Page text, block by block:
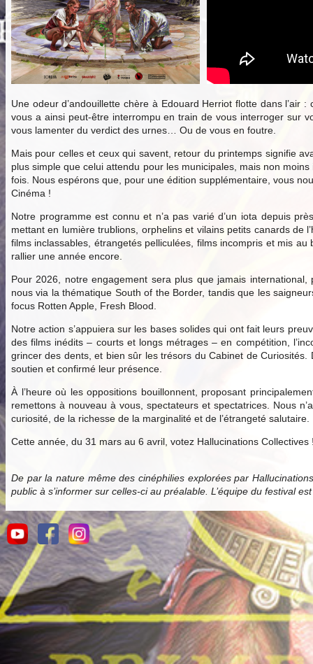
Une odeur d’andouillette chère à Edouard Herriot flotte dans
vous a ainsi peut-être interrompu en train de vous interroger sur
vous lamenter du verdict des urnes… Ou de vous en foutre.
Mais pour celles et ceux qui savent, retour du printemps signifie
plus simple que celui attendu pour les municipales, mais non
fois. Nous espérons que, pour une édition supplémentaire, vous
Cinéma !
Notre programme est connu et n’a pas varié d’un iota depuis
mettant en lumière trublions, orphelins et vilains petits canards de
films inclassables, étrangetés pelliculées, films incompris et mis
rallier une année encore.
Pour 2026, notre engagement sera plus que jamais
nous via la thématique South of the Border, tandis que les
focus Rotten Apple, Fresh Blood.
Notre action s’appuiera sur les bases solides qui ont fait leurs
des films inédits – courts et longs métrages – en compétition,
grincer des dents, et bien sûr les trésors du Cabinet de
soutien et confirmé leur présence.
À l’heure où les oppositions bouillonnent, proposant
remettons à nouveau à vous, spectateurs et spectatrices. Nous
curiosité, de la richesse de la marginalité et de l’étrangeté salutaire.
Cette année, du 31 mars au 6 avril, votez Hallucinations Collectives
De par la nature même des cinéphilies explorées par
public à s’informer sur celles-ci au préalable. L’équipe du festival